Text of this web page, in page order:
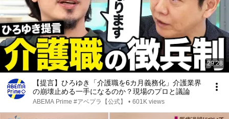
29:28
【提言】ひろゆき「介護職を6カ月義務化」介護業界
の崩壊止める一手になるのか？現場のプロと議論
ABEMA Prime #アベプラ【公式】 • 601K views